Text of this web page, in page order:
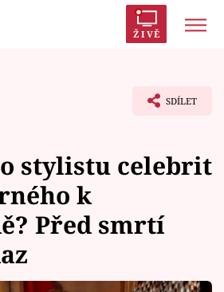
ŽIVĚ
SDÍLET
stylistu celebrit
k
Před smrtí